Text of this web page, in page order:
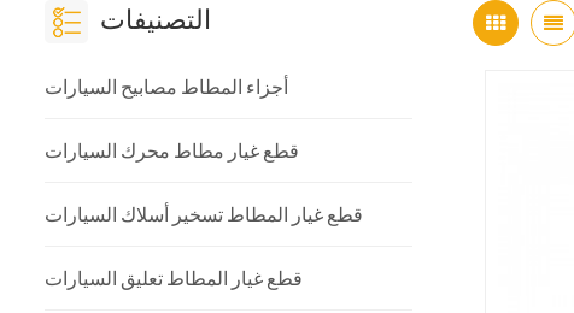
التصنيفات
أجزاء المطاط مصابيح السيارات
قطع غيار مطاط محرك السيارات
قطع غيار المطاط تسخير أسلاك السيارات
قطع غيار المطاط تعليق السيارات